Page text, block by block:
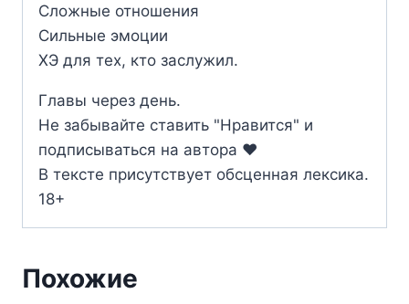
Сложные отношения
Сильные эмоции
ХЭ для тех, кто заслужил.
Главы через день.
Не забывайте ставить "Нравится" и
подписываться на автора ‍❤️‍
В тексте присутствует обсценная лексика.
18+
Похожие